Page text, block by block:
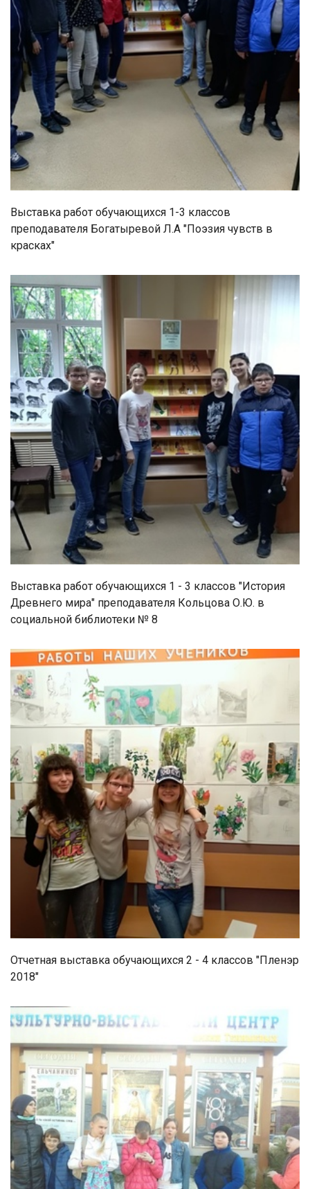
Выставка работ обучающихся 1-3 классов
преподавателя Богатыревой Л.А "Поэзия чувств в
красках"
Выставка работ обучающихся 1 - 3 классов "История
Древнего мира" преподавателя Кольцова О.Ю. в
социальной библиотеки № 8
Отчетная выставка обучающихся 2 - 4 классов "Пленэр
2018"